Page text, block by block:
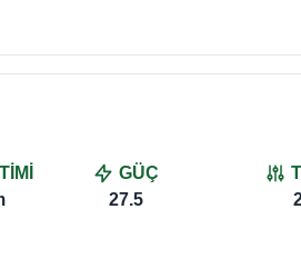
GÜÇ
27.5